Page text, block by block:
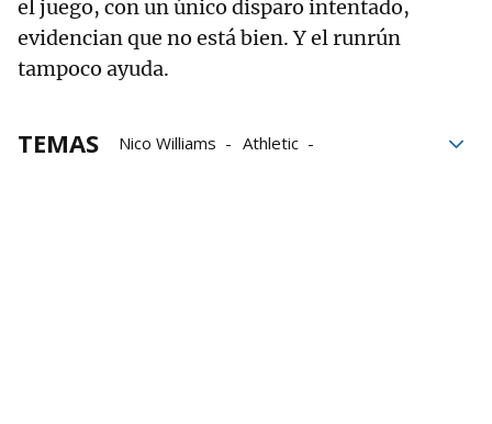
el juego, con un único disparo intentado,
evidencian que no está bien. Y el runrún
tampoco ayuda.
TEMAS Nico Williams
Athletic